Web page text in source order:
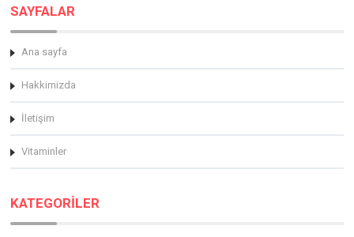
SAYFALAR
Ana sayfa
Hakkimizda
İletişim
Vitaminler
KATEGORİLER